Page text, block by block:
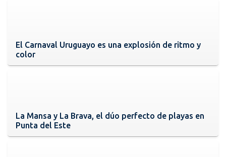
El Carnaval Uruguayo es una explosión de ritmo y
color
La Mansa y La Brava, el dúo perfecto de playas en
Punta del Este